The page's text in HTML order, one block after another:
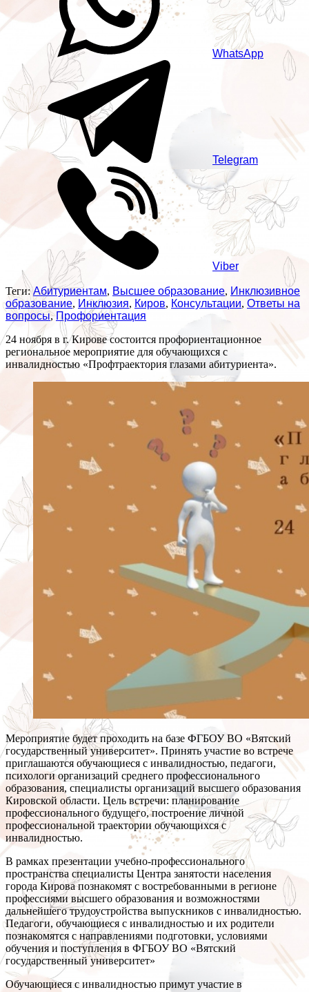
WhatsApp
Telegram
Viber
Теги:Абитуриентам, Высшее образование, Инклюзивное
образование, Инклюзия, Киров, Консультации, Ответы на
вопросы,Профориентация
24 ноября в г. Кирове состоится профориентационное
региональное мероприятие для обучающихся с
инвалидностью «Профтраектория глазами абитуриента».
Мероприятие будет проходить на базе ФГБОУ ВО «Вятский
государственный университет». Принять участие во встрече
приглашаются обучающиеся с инвалидностью, педагоги,
психологи организаций среднего профессионального
образования, специалисты организаций высшего образования
Кировской области. Цель встречи: планирование
профессионального будущего, построение личной
профессиональной траектории обучающихся с
инвалидностью.
В рамках презентации учебно-профессионального
пространства специалисты Центра занятости населения
города Кирова познакомят с востребованными в регионе
профессиями высшего образования и возможностями
дальнейшего трудоустройства выпускников с инвалидностью.
Педагоги, обучающиеся с инвалидностью и их родители
познакомятся с направлениями подготовки, условиями
обучения и поступления в ФГБОУ ВО «Вятский
государственный университет»
Обучающиеся с инвалидностью примут участие в